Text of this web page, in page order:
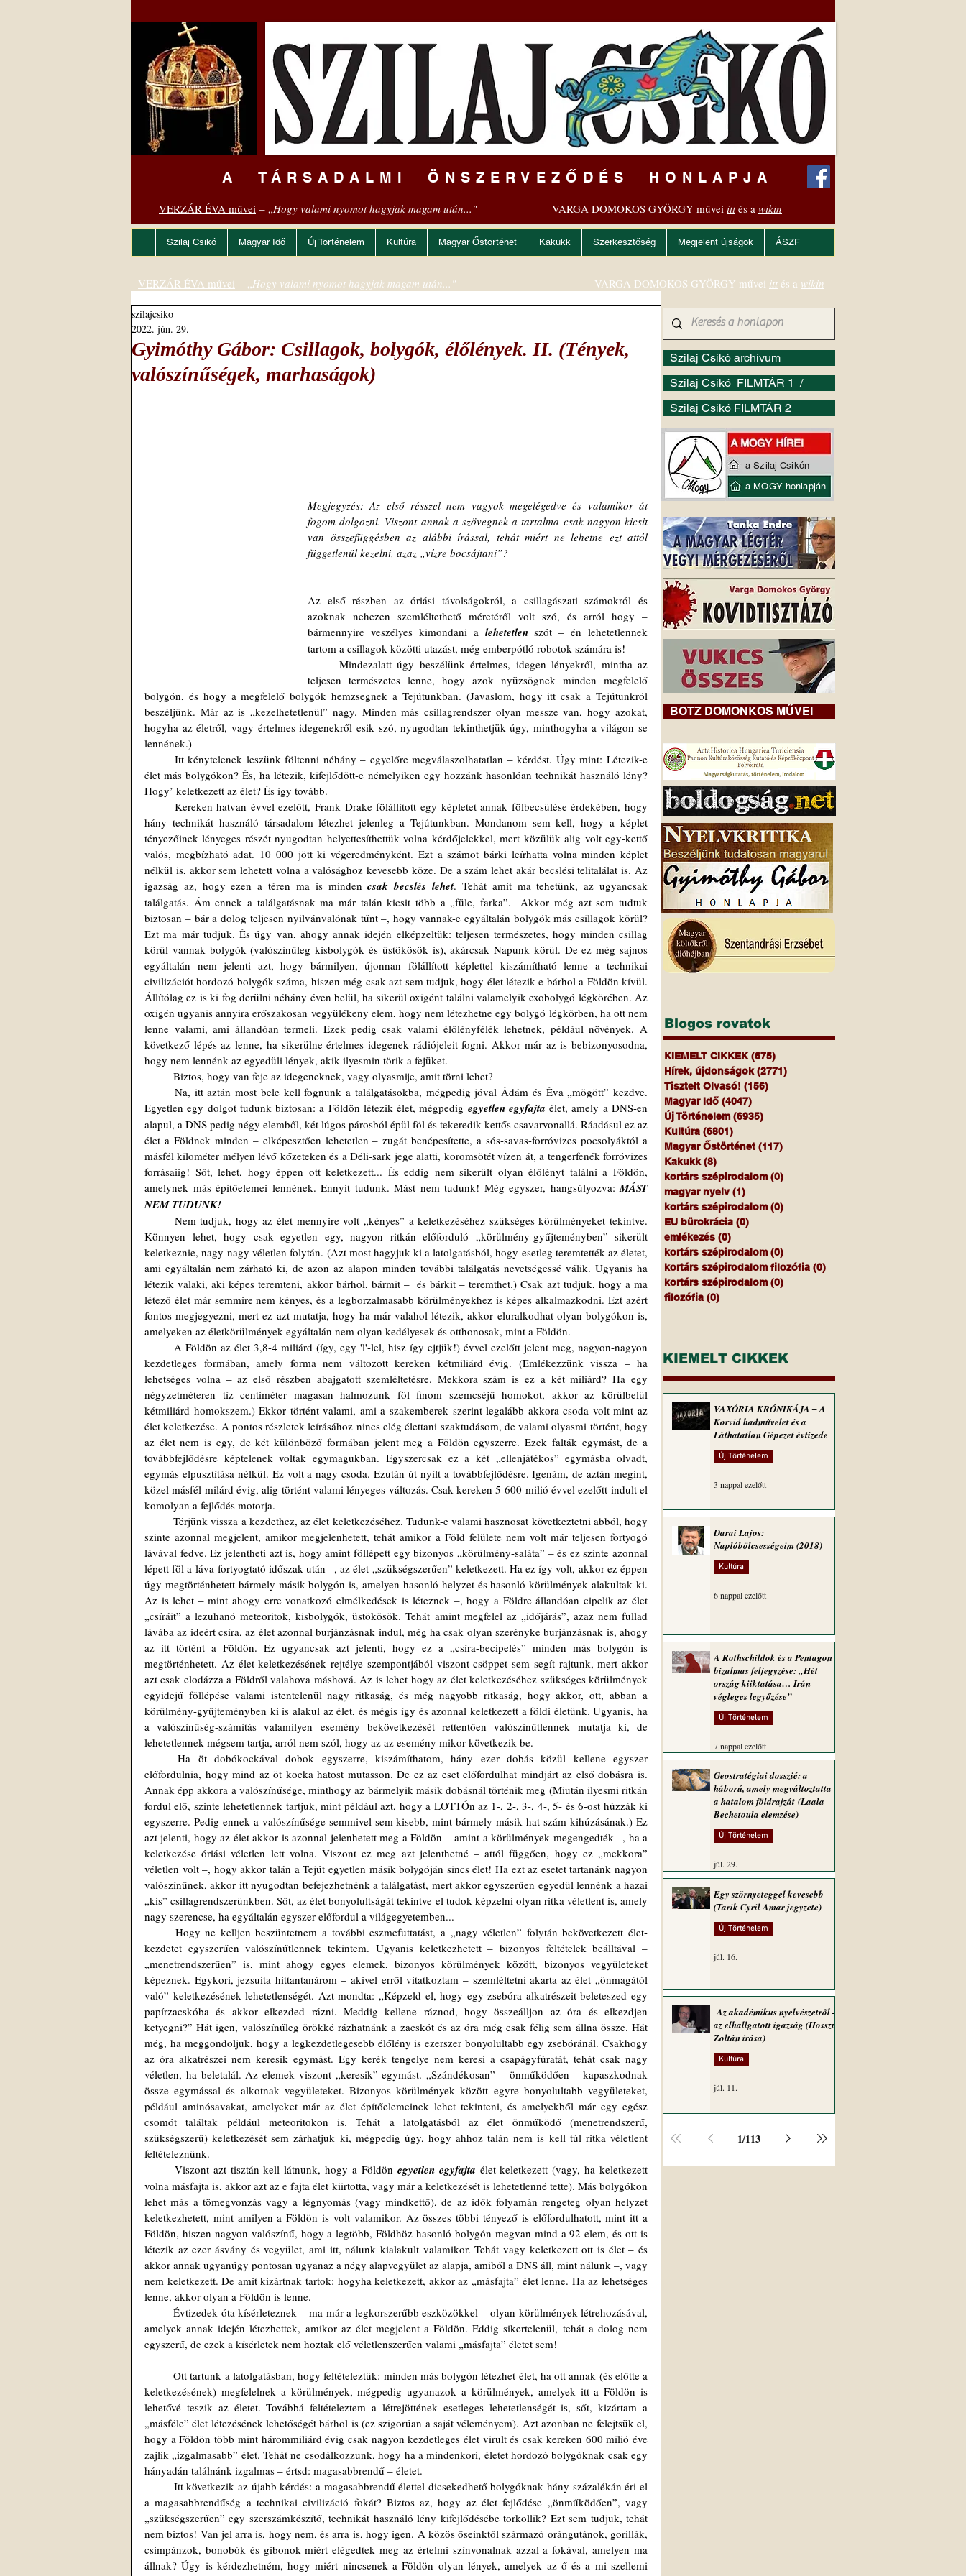
A TÁRSADALMI ÖNSZERVEZŐDÉS HONLAPJA
VERZÁR ÉVA művei – „Hogy valami nyomot hagyjak magam után..." VARGA DOMOKOS GYÖRGY művei ittés a wikin
Szilaj Csikó Magyar Idő Új Történelem Kultúra Magyar Őstörténet Kakukk Szerkesztőség Megjelent újságok ÁSZF
Gyimóthy Gábor: Csillagok, bolygók, élőlények. II. (Tények,
valószínűségek, marhaságok)
szilajcsiko
2022. jún. 29.
Megjegyzés: Az első résszel nem vagyok megelégedve és valamikor át
fogom dolgozni. Viszont annak a szövegnek a tartalma csak nagyon kicsit
van összefüggésben az alábbi írással, tehát miért ne lehetne ezt attól
függetlenül kezelni, azaz „vízre bocsájtani”?
Az első részben az óriási távolságokról, a csillagászati számokról és
azoknak nehezen szemléltethető méretéről volt szó, és arról hogy –
bármennyire veszélyes kimondani a lehetetlen szót – én lehetetlennek
tartom a csillagok közötti utazást, még emberpótló robotok számára is!
teljesen természetes lenne, hogy azok nyüzsögnek minden megfelelő
bolygón, és hogy a megfelelő bolygók hemzsegnek a Tejútunkban. (Javaslom, hogy itt csak a Tejútunkról
beszéljünk. Már az is „kezelhetetlenül” nagy. Minden más csillagrendszer olyan messze van, hogy azokat,
hogyha az életről, vagy értelmes idegenekről esik szó, nyugodtan tekinthetjük úgy, minthogyha a világon se
lennének.)
élet más bolygókon? És, ha létezik, kifejlődött-e némelyiken egy hozzánk hasonlóan technikát használó lény?
Hogy’ keletkezett az élet? És így tovább.
hány technikát használó társadalom létezhet jelenleg a Tejútunkban. Mondanom sem kell, hogy a képlet
tényezőinek lényeges részét nyugodtan helyettesíthettük volna kérdőjelekkel, mert közülük alig volt egy-kettő
valós, megbízható adat. 10 000 jött ki végeredményként. Ezt a számot bárki leírhatta volna minden képlet
nélkül is, akkor sem lehetett volna a valósághoz kevesebb köze. De a szám lehet akár becslési telitalálat is. Az
igazság az, hogy ezen a téren ma is minden csak becslés lehet. Tehát amit ma tehetünk, az ugyancsak
találgatás. Ám ennek a találgatásnak ma már talán kicsit több a „füle, farka”.  Akkor még azt sem tudtuk
biztosan – bár a dolog teljesen nyilvánvalónak tűnt –, hogy vannak-e egyáltalán bolygók más csillagok körül?
Ezt ma már tudjuk. És úgy van, ahogy annak idején elképzeltük: teljesen természetes, hogy minden csillag
körül vannak bolygók (valószínűleg kisbolygók és üstökösök is), akárcsak Napunk körül. De ez még sajnos
egyáltalán nem jelenti azt, hogy bármilyen, újonnan fölállított képlettel kiszámítható lenne a technikai
civilizációt hordozó bolygók száma, hiszen még csak azt sem tudjuk, hogy élet létezik-e bárhol a Földön kívül.
Állítólag ez is ki fog derülni néhány éven belül, ha sikerül oxigént találni valamelyik exobolygó légkörében. Az
oxigén ugyanis annyira erőszakosan vegyülékeny elem, hogy nem létezhetne egy bolygó légkörben, ha ott nem
lenne valami, ami állandóan termeli. Ezek pedig csak valami élőlényfélék lehetnek, például növények. A
következő lépés az lenne, ha sikerülne értelmes idegenek rádiójeleit fogni. Akkor már az is bebizonyosodna,
hogy nem lennénk az egyedüli lények, akik ilyesmin törik a fejüket.
	Biztos, hogy van feje az idegeneknek, vagy olyasmije, amit törni lehet?
Egyetlen egy dolgot tudunk biztosan: a Földön létezik élet, mégpedig egyetlen egyfajta élet, amely a DNS-en
alapul, a DNS pedig négy elemből, két lúgos párosból épül föl és tekeredik kettős csavarvonallá. Ráadásul ez az
élet a Földnek minden – elképesztően lehetetlen – zugát benépesítette, a sós-savas-forróvizes pocsolyáktól a
másfél kilométer mélyen lévő kőzeteken és a Déli-sark jege alatti, koromsötét vízen át, a tengerfenék forróvizes
forrásaiig! Sőt, lehet, hogy éppen ott keletkezett... És eddig nem sikerült olyan élőlényt találni a Földön,
amelynek más építőelemei lennének. Ennyit tudunk. Mást nem tudunk! Még egyszer, hangsúlyozva: MÁST
NEM TUDUNK!
Könnyen lehet, hogy csak egyetlen egy, nagyon ritkán előforduló „körülmény-gyűjteményben” sikerült
keletkeznie, nagy-nagy véletlen folytán. (Azt most hagyjuk ki a latolgatásból, hogy esetleg teremtették az életet,
ami egyáltalán nem zárható ki, de azon az alapon minden további találgatás nevetségessé válik. Ugyanis ha
létezik valaki, aki képes teremteni, akkor bárhol, bármit –  és bárkit – teremthet.) Csak azt tudjuk, hogy a ma
létező élet már semmire nem kényes, és a legborzalmasabb körülményekhez is képes alkalmazkodni. Ezt azért
fontos megjegyezni, mert ez azt mutatja, hogy ha már valahol létezik, akkor eluralkodhat olyan bolygókon is,
amelyeken az életkörülmények egyáltalán nem olyan kedélyesek és otthonosak, mint a Földön.
kezdetleges formában, amely forma nem változott kereken kétmiliárd évig. (Emlékezzünk vissza – ha
lehetséges volna – az első részben abajgatott szemléltetésre. Mekkora szám is ez a két miliárd? Ha egy
négyzetméteren tíz centiméter magasan halmozunk föl finom szemcséjű homokot, akkor az körülbelül
kétmiliárd homokszem.) Ekkor történt valami, ami a szakemberek szerint legalább akkora csoda volt mint az
élet keletkezése. A pontos részletek leírásához nincs elég élettani szaktudásom, de valami olyasmi történt, hogy
az élet nem is egy, de két különböző formában jelent meg a Földön egyszerre. Ezek falták egymást, de a
továbbfejlődésre képtelenek voltak egymagukban. Egyszercsak ez a két „ellenjátékos” egymásba olvadt,
egymás elpusztítása nélkül. Ez volt a nagy csoda. Ezután út nyílt a továbbfejlődésre. Igenám, de aztán megint,
közel másfél milárd évig, alig történt valami lényeges változás. Csak kereken 5-600 milió évvel ezelőtt indult el
komolyan a fejlődés motorja.
	Térjünk vissza a kezdethez, az élet keletkezéséhez. Tudunk-e valami hasznosat következtetni abból, hogy
szinte azonnal megjelent, amikor megjelenhetett, tehát amikor a Föld felülete nem volt már teljesen fortyogó
lávával fedve. Ez jelentheti azt is, hogy amint föllépett egy bizonyos „körülmény-saláta” – és ez szinte azonnal
lépett föl a láva-fortyogtató időszak után –, az élet „szükségszerűen” keletkezett. Ha ez így volt, akkor ez éppen
úgy megtörténhetett bármely másik bolygón is, amelyen hasonló helyzet és hasonló körülmények alakultak ki.
Az is lehet – mint ahogy erre vonatkozó elmélkedések is léteznek –, hogy a Földre állandóan cipelik az élet
„csíráit” a lezuhanó meteoritok, kisbolygók, üstökösök. Tehát amint megfelel az „időjárás”, azaz nem fullad
lávába az ideért csíra, az élet azonnal burjánzásnak indul, még ha csak olyan szerényke burjánzásnak is, ahogy
az itt történt a Földön. Ez ugyancsak azt jelenti, hogy ez a „csíra-becipelés” minden más bolygón is
megtörténhetett. Az élet keletkezésének rejtélye szempontjából viszont csöppet sem segít rajtunk, mert akkor
azt csak elodázza a Földről valahova máshová. Az is lehet hogy az élet keletkezéséhez szükséges körülmények
egyidejű föllépése valami istentelenül nagy ritkaság, és még nagyobb ritkaság, hogy akkor, ott, abban a
körülmény-gyűjteményben ki is alakul az élet, és mégis így és azonnal keletkezett a földi életünk. Ugyanis, ha
a valószínűség-számítás valamilyen esemény bekövetkezését rettentően valószínűtlennek mutatja ki, de
lehetetlennek mégsem tartja, arról nem szól, hogy az az esemény mikor következik be.
	Ha öt dobókockával dobok egyszerre, kiszámíthatom, hány ezer dobás közül kellene egyszer
előfordulnia, hogy mind az öt kocka hatost mutasson. De ez az eset előfordulhat mindjárt az első dobásra is.
Annak épp akkora a valószínűsége, minthogy az bármelyik másik dobásnál történik meg (Miután ilyesmi ritkán
fordul elő, szinte lehetetlennek tartjuk, mint például azt, hogy a LOTTÓn az 1-, 2-, 3-, 4-, 5- és 6-ost húzzák ki
egyszerre. Pedig ennek a valószínűsége semmivel sem kisebb, mint bármely másik hat szám kihúzásának.) Ez
azt jelenti, hogy az élet akkor is azonnal jelenhetett meg a Földön – amint a körülmények megengedték –, ha a
keletkezése óriási véletlen lett volna. Viszont ez meg azt jelenthetné – attól függően, hogy ez „mekkora”
véletlen volt –, hogy akkor talán a Tejút egyetlen másik bolygóján sincs élet! Ha ezt az esetet tartanánk nagyon
valószínűnek, akkor itt nyugodtan befejezhetnénk a találgatást, mert akkor egyszerűen egyedül lennénk a hazai
„kis” csillagrendszerünkben. Sőt, az élet bonyolultságát tekintve el tudok képzelni olyan ritka véletlent is, amely
nagy szerencse, ha egyáltalán egyszer előfordul a világegyetemben...
kezdetet egyszerűen valószínűtlennek tekintem. Ugyanis keletkezhetett – bizonyos feltételek beálltával –
„menetrendszerűen” is, mint ahogy egyes elemek, bizonyos körülmények között, bizonyos vegyületeket
képeznek. Egykori, jezsuita hittantanárom – akivel erről vitatkoztam – szemléltetni akarta az élet „önmagától
való” keletkezésének lehetetlenségét. Azt mondta: „Képzeld el, hogy egy zsebóra alkatrészeit beleteszed egy
papírzacskóba és akkor elkezded rázni. Meddig kellene ráznod, hogy összeálljon az óra és elkezdjen
ketyegni?” Hát igen, valószínűleg örökké rázhatnánk a zacskót és az óra még csak félig sem állna össze. Hát
még, ha meggondoljuk, hogy a legkezdetlegesebb élőlény is ezerszer bonyolultabb egy zsebóránál. Csakhogy
az óra alkatrészei nem keresik egymást. Egy kerék tengelye nem keresi a csapágyfúratát, tehát csak nagy
véletlen, ha beletalál. Az elemek viszont „keresik” egymást. „Szándékosan” – önműködően – kapaszkodnak
össze egymással és alkotnak vegyületeket. Bizonyos körülmények között egyre bonyolultabb vegyületeket,
például aminósavakat, amelyeket már az élet építőelemeinek lehet tekinteni, és amelyekből már egy egész
csomót találtak például meteoritokon is. Tehát a latolgatásból az élet önműködő (menetrendszerű,
szükségszerű) keletkezését sem zárhatjuk ki, mégpedig úgy, hogy ahhoz talán nem is kell túl ritka véletlent
feltételeznünk.
	Viszont azt tisztán kell látnunk, hogy a Földön
egyetlen egyfajta élet keletkezett (vagy, ha keletkezett
volna másfajta is, akkor azt az e fajta élet kiirtotta, vagy már a keletkezését is lehetetlenné tette). Más bolygókon
lehet más a tömegvonzás vagy a légnyomás (vagy mindkettő), de az idők folyamán rengeteg olyan helyzet
keletkezhetett, mint amilyen a Földön is volt valamikor. Az összes többi tényező is előfordulhatott, mint itt a
Földön, hiszen nagyon valószínű, hogy a legtöbb, Földhöz hasonló bolygón megvan mind a 92 elem, és ott is
létezik az ezer ásvány és vegyület, ami itt, nálunk kialakult valamikor. Tehát vagy keletkezett ott is élet – és
akkor annak ugyanúgy pontosan ugyanaz a négy alapvegyület az alapja, amiből a DNS áll, mint nálunk –, vagy
nem keletkezett. De amit kizártnak tartok: hogyha keletkezett, akkor az „másfajta” élet lenne. Ha az lehetséges
lenne, akkor olyan a Földön is lenne.
	Évtizedek óta kísérleteznek – ma már a legkorszerűbb eszközökkel – olyan körülmények létrehozásával,
amelyek annak idején létezhettek, amikor az élet megjelent a Földön. Eddig sikertelenül, tehát a dolog nem
egyszerű, de ezek a kísérletek nem hoztak elő véletlenszerűen valami „másfajta” életet sem!
	Ott tartunk a latolgatásban, hogy feltételeztük: minden más bolygón létezhet élet, ha ott annak (és előtte a
keletkezésének) megfelelnek a körülmények, mégpedig ugyanazok a körülmények, amelyek itt a Földön is
lehetővé teszik az életet. Továbbá feltételeztem a létrejöttének esetleges lehetetlenségét is, sőt, kizártam a
„másféle” élet létezésének lehetőségét bárhol is (ez szigorúan a saját véleményem). Azt azonban ne felejtsük el,
hogy a Földön több mint hárommiliárd évig csak nagyon kezdetleges élet virult és csak kereken 600 milió éve
zajlik „izgalmasabb” élet. Tehát ne csodálkozzunk, hogy ha a mindenkori, életet hordozó bolygóknak csak egy
hányadán találnánk izgalmas – értsd: magasabbrendű – életet.
a magasabbrendűség a technikai civilizáció fokát? Biztos az, hogy az élet fejlődése „önműködően”, vagy
„szükségszerűen” egy szerszámkészítő, technikát használó lény kifejlődésébe torkollik? Ezt sem tudjuk, tehát
nem biztos! Van jel arra is, hogy nem, és arra is, hogy igen. A közös őseinktől származó orángutánok, gorillák,
csimpánzok, bonobók és gibonok miért elégedtek meg az értelmi színvonalnak azzal a fokával, amelyen ma
állnak? Úgy is kérdezhetném, hogy miért nincsenek a Földön olyan lények, amelyek az ő és a mi szellemi
Szilaj Csikó archívum
Szilaj Csikó FILMTÁR 1 /
Szilaj Csikó FILMTÁR 2
VERZÁR ÉVA művei – „Hogy valami nyomot hagyjak magam után..." VARGA DOMOKOS GYÖRGY művei itt és a wikin
BOTZ DOMONKOS MŰVEI
Blogos rovatok
KIEMELT CIKKEK (675)
Hírek, újdonságok (2771)
Tisztelt Olvasó! (156)
Magyar Idő (4047)
Új Történelem (6935)
Kultúra (6801)
Magyar Őstörténet (117)
Kakukk (8)
kortárs szépirodalom (0)
magyar nyelv (1)
kortárs szépirodalom (0)
EU bürokrácia (0)
emlékezés (0)
kortárs szépirodalom (0)
kortárs szépirodalom filozófia (0)
kortárs szépirodalom (0)
filozófia (0)
KIEMELT CIKKEK
VAXÓRIA KRÓNIKÁJA ‒ A
Korvid hadművelet és a
Láthatatlan Gépezet évtizede
Új Történelem
3 nappal ezelőtt
Darai Lajos:
Naplóbölcsességeim (2018)
Kultúra
6 nappal ezelőtt
A Rothschildok és a Pentagon
bizalmas feljegyzése: „Hét
ország kiiktatása… Irán
végleges legyőzése”
Új Történelem
7 nappal ezelőtt
Geostratégiai dosszié: a
háború, amely megváltoztatta
a hatalom földrajzát (Laala
Bechetoula elemzése)
Új Történelem
júl. 29.
Egy szörnyeteggel kevesebb
(Tarik Cyril Amar jegyzete)
Új Történelem
júl. 16.
Az akadémikus nyelvészetről –
az elhallgatott igazság (Hosszú
Zoltán írása)
Kultúra
júl. 11.
1/113
a Szilaj Csikón
a MOGY honlapján